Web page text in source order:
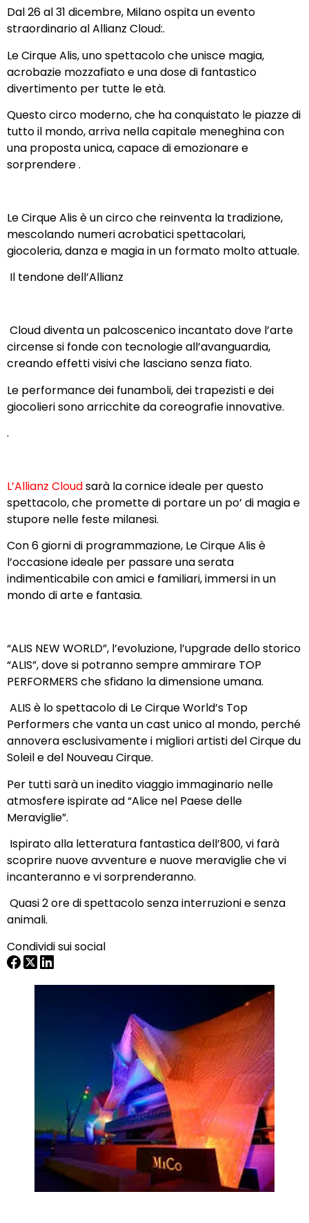
Dal 26 al 31 dicembre, Milano ospita un evento
straordinario al Allianz Cloud:.
Le Cirque Alis, uno spettacolo che unisce magia,
acrobazie mozzafiato e una dose di fantastico
divertimento per tutte le età.
Questo circo moderno, che ha conquistato le piazze di
tutto il mondo, arriva nella capitale meneghina con
una proposta unica, capace di emozionare e
sorprendere .
Le Cirque Alis è un circo che reinventa la tradizione,
mescolando numeri acrobatici spettacolari,
giocoleria, danza e magia in un formato molto attuale.
Il tendone dell’Allianz
Cloud diventa un palcoscenico incantato dove l’arte
circense si fonde con tecnologie all’avanguardia,
creando effetti visivi che lasciano senza fiato.
Le performance dei funamboli, dei trapezisti e dei
giocolieri sono arricchite da coreografie innovative.
.
L’Allianz Cloudsarà la cornice ideale per questo
spettacolo, che promette di portare un po’ di magia e
stupore nelle feste milanesi.
Con 6 giorni di programmazione, Le Cirque Alis è
l’occasione ideale per passare una serata
indimenticabile con amici e familiari, immersi in un
mondo di arte e fantasia.
“ALIS NEW WORLD”, l’evoluzione, l’upgrade dello storico
“ALIS”, dove si potranno sempre ammirare TOP
PERFORMERS che sfidano la dimensione umana.
ALIS è lo spettacolo di Le Cirque World’s Top
Performers che vanta un cast unico al mondo, perché
annovera esclusivamente i migliori artisti del Cirque du
Soleil e del Nouveau Cirque.
Per tutti sarà un inedito viaggio immaginario nelle
atmosfere ispirate ad “Alice nel Paese delle
Meraviglie”.
Ispirato alla letteratura fantastica dell’800, vi farà
scoprire nuove avventure e nuove meraviglie che vi
incanteranno e vi sorprenderanno.
Quasi 2 ore di spettacolo senza interruzioni e senza
animali.
Condividi sui social